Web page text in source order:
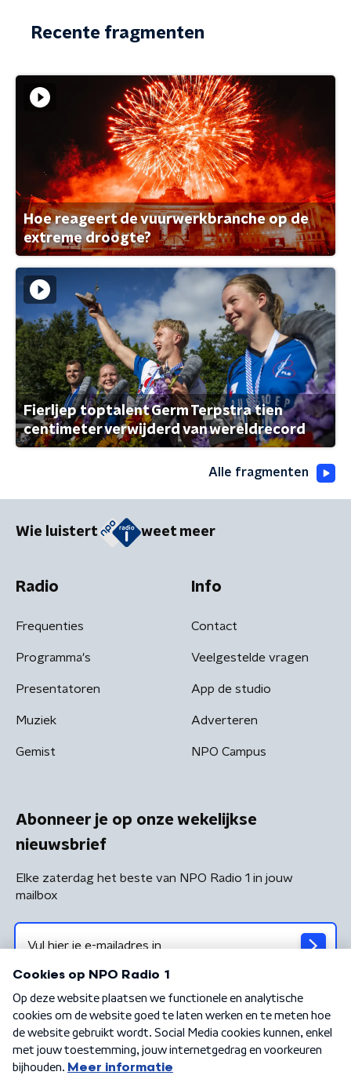
Recente fragmenten
Hoe reageert de vuurwerkbranche op de
extreme droogte?
Fierljep toptalent Germ Terpstra tien
centimeter verwijderd van wereldrecord
Alle fragmenten
Wie luistert weet meer
Radio
Frequenties
Programma's
Presentatoren
Muziek
Gemist
Info
Contact
Veelgestelde vragen
App de studio
Adverteren
NPO Campus
Abonneer je op onze wekelijkse
nieuwsbrief
Elke zaterdag het beste van NPO Radio 1 in jouw
mailbox
Algemene voorwaarden